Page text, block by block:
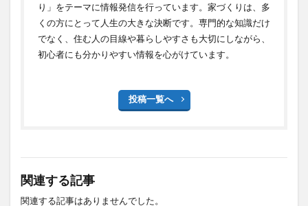
り」をテーマに情報発信を行っています。家づくりは、多
くの方にとって人生の大きな決断です。専門的な知識だけ
でなく、住む人の目線や暮らしやすさも大切にしながら、
初心者にも分かりやすい情報を心がけています。
投稿一覧へ
関連する記事
関連する記事はありませんでした。